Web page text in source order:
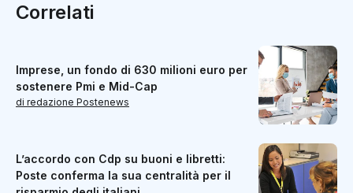
Correlati
Imprese, un fondo di 630 milioni euro per
sostenere Pmi e Mid-Cap
di redazione Postenews
L’accordo con Cdp su buoni e libretti:
Poste conferma la sua centralità per il